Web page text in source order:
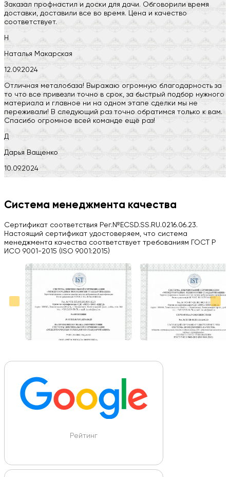
Заказал профнастил и доски для дачи. Обговорили время
доставки, доставили все во время. Цена и качество
соответствует.
Н
Наталья Макарская
12.09.2024
Отличная металобаза! Выражаю огромную благодарность за
то что все привезли точно в срок, за быстрый подбор нужного
материала и главное ни на одном этапе сделки мы не
переживали! В следующий раз точно обратимся только к вам.
Спасибо огромное всей команде ещё раз!
Д
Дарья Ващенко
10.09.2024
H
03.09.2024
Вся работа выполнена в срок. Всем рекомендую
Больше отзывов на Google Maps
Система менеджмента качества
Сертификат соответствия Рег.№ECSD.SS.RU.0216.06.23.
Настоящий сертификат удостоверяем, что система
менеджмента качества соответствует требованиям ГОСТ Р
ИСО 9001-2015 (ISO 9001:2015)
Рейтинг